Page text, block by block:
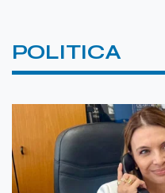
POLITICA